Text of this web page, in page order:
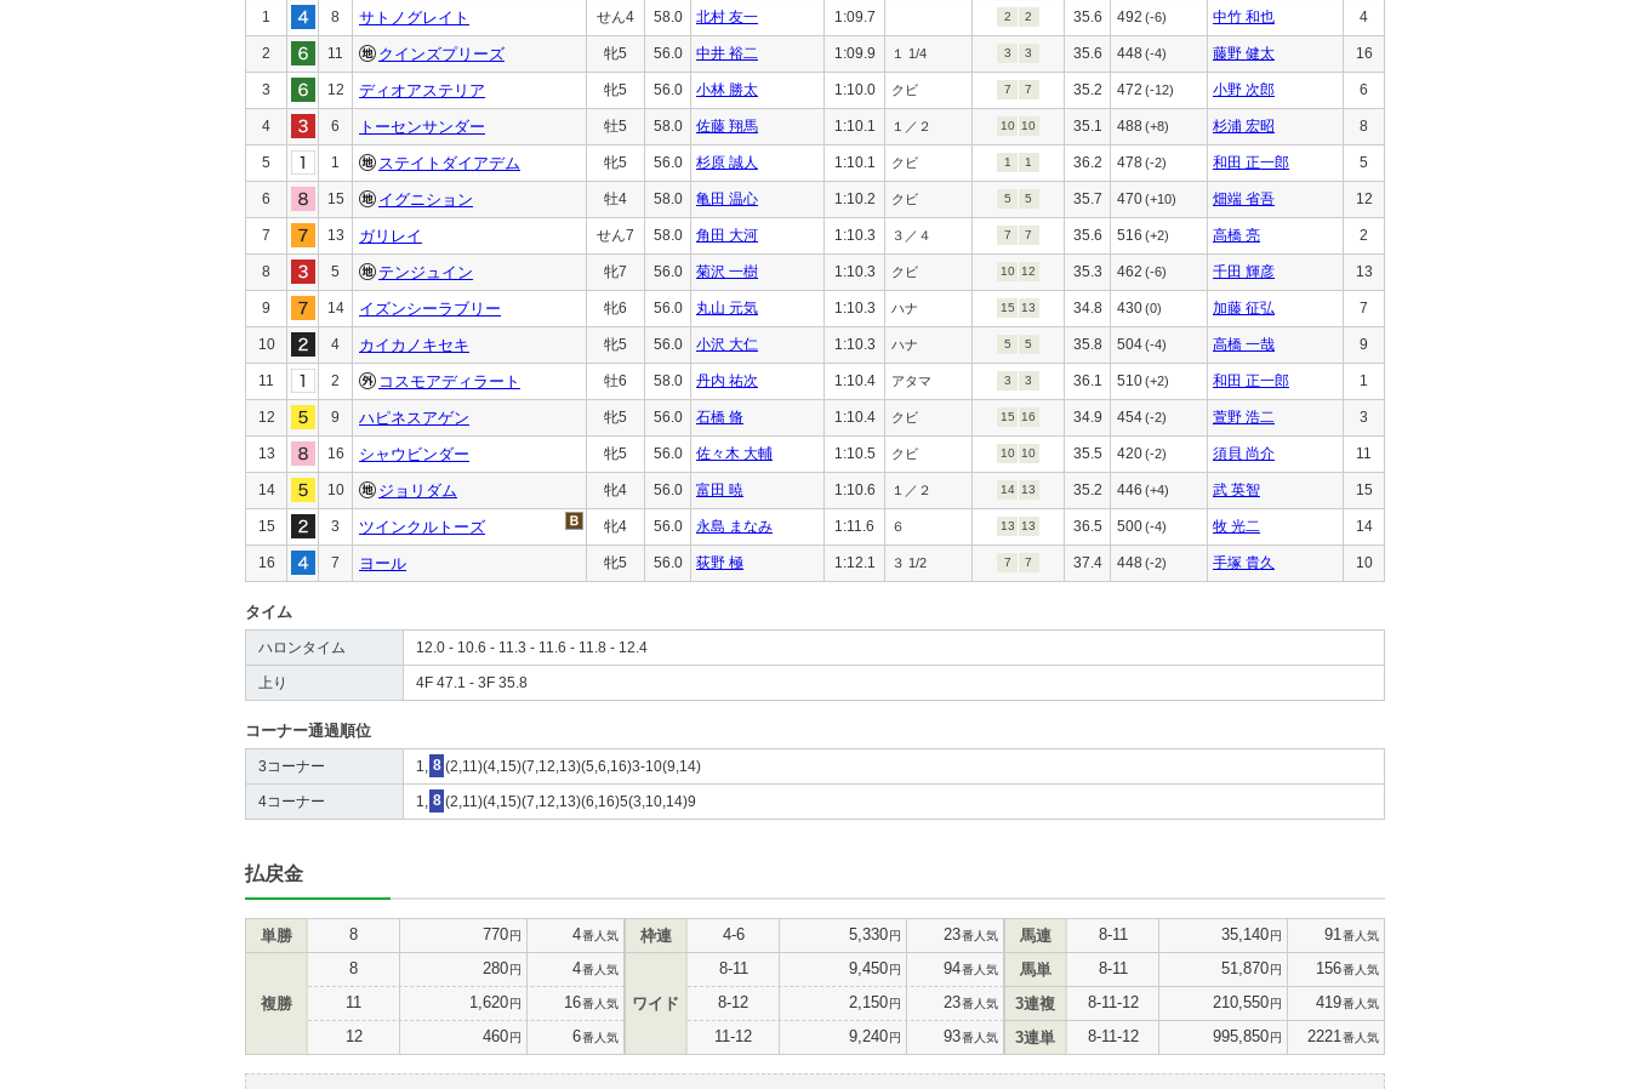
1 8 サトノグレイト せん4 58.0 北村 友一 1:09.7 2 2 35.6 492 (-6) 中竹 和也 4
2 11 クインズプリーズ 牝5 56.0 中井 裕二 1:09.9 １ 1/4 3 3 35.6 448 (-4) 藤野 健太 16
3 12 ディオアステリア 牝5 56.0 小林 勝太 1:10.0 クビ 7 7 35.2 472 (-12) 小野 次郎 6
4 6 トーセンサンダー 牡5 58.0 佐藤 翔馬 1:10.1 １／２ 10 10 35.1 488 (+8) 杉浦 宏昭 8
5 1 ステイトダイアデム 牝5 56.0 杉原 誠人 1:10.1 クビ 1 1 36.2 478(-2) 和田 正一郎 5
6 15 イグニション 牡4 58.0 亀田 温心 1:10.2 クビ 5 5 35.7 470(+10) 畑端 省吾 12
7 13 ガリレイ せん7 58.0 角田 大河 1:10.3 ３／４ 7 7 35.6 516 (+2) 高橋 亮 2
8 5 テンジュイン 牝7 56.0 菊沢 一樹 1:10.3 クビ 10 12 35.3 462 (-6) 千田 輝彦 13
9 14 イズンシーラブリー 牝6 56.0 丸山 元気 1:10.3 ハナ 15 13 34.8 430(0) 加藤 征弘 7
10 4 カイカノキセキ 牝5 56.0 小沢 大仁 1:10.3 ハナ 5 5 35.8 504(-4) 高橋 一哉 9
11 2 コスモアディラート 牡6 58.0 丹内 祐次 1:10.4 アタマ 3 3 36.1 510(+2) 和田 正一郎 1
12 9 ハピネスアゲン 牝5 56.0 石橋 脩 1:10.4 クビ 15 16 34.9 454(-2) 萱野 浩二 3
13 16 シャウビンダー 牝5 56.0 佐々木 大輔 1:10.5 クビ 10 10 35.5 420(-2) 須貝 尚介 11
14 10 ジョリダム 牝4 56.0 富田 暁 1:10.6 １／２ 14 13 35.2 446 (+4) 武 英智 15
15 3 ツインクルトーズ 牝4 56.0 永島 まなみ 1:11.6 ６ 13 13 36.5 500(-4) 牧 光二 14
16 7 ヨール 牝5 56.0 荻野 極 1:12.1 ３ 1/2 7 7 37.4 448 (-2) 手塚 貴久 10
タイム
ハロンタイム 12.0 - 10.6 - 11.3 - 11.6 - 11.8 - 12.4
上り 4F 47.1 - 3F 35.8
コーナー通過順位
3コーナー 1, 8 (2,11)(4,15)(7,12,13)(5,6,16)3-10(9,14)
4コーナー 1, 8 (2,11)(4,15)(7,12,13)(6,16)5(3,10,14)9
払戻金
単勝 8 770円 4番人気
複勝
8 280円 4番人気
11 1,620円 16番人気
12 460円 6番人気
枠連 4-6 5,330円 23番人気
ワイド
8-11 9,450円 94番人気
8-12 2,150円 23番人気
11-12 9,240円 93番人気
馬連 8-11 35,140円 91 番人気
馬単 8-11 51,870円 156番人気
3連複 8-11-12 210,550円 419番人気
3連単 8-11-12 995,850円 2221 番人気